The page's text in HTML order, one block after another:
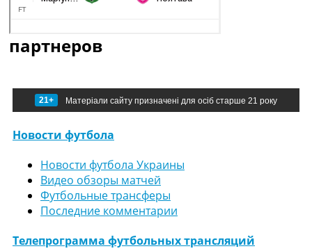
партнеров
21+ Матеріали сайту призначені для осіб старше 21 року
Новости футбола
Новости футбола Украины
Видео обзоры матчей
Футбольные трансферы
Последние комментарии
Телепрограмма футбольных трансляций